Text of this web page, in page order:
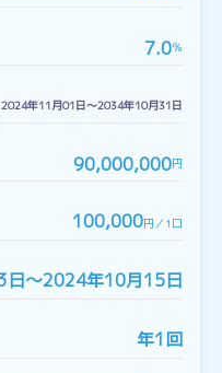
7.0％
2024年11月01日〜2034年10月31日
90,000,000円
100,000円／1口
〜2024年10月15日
年1回